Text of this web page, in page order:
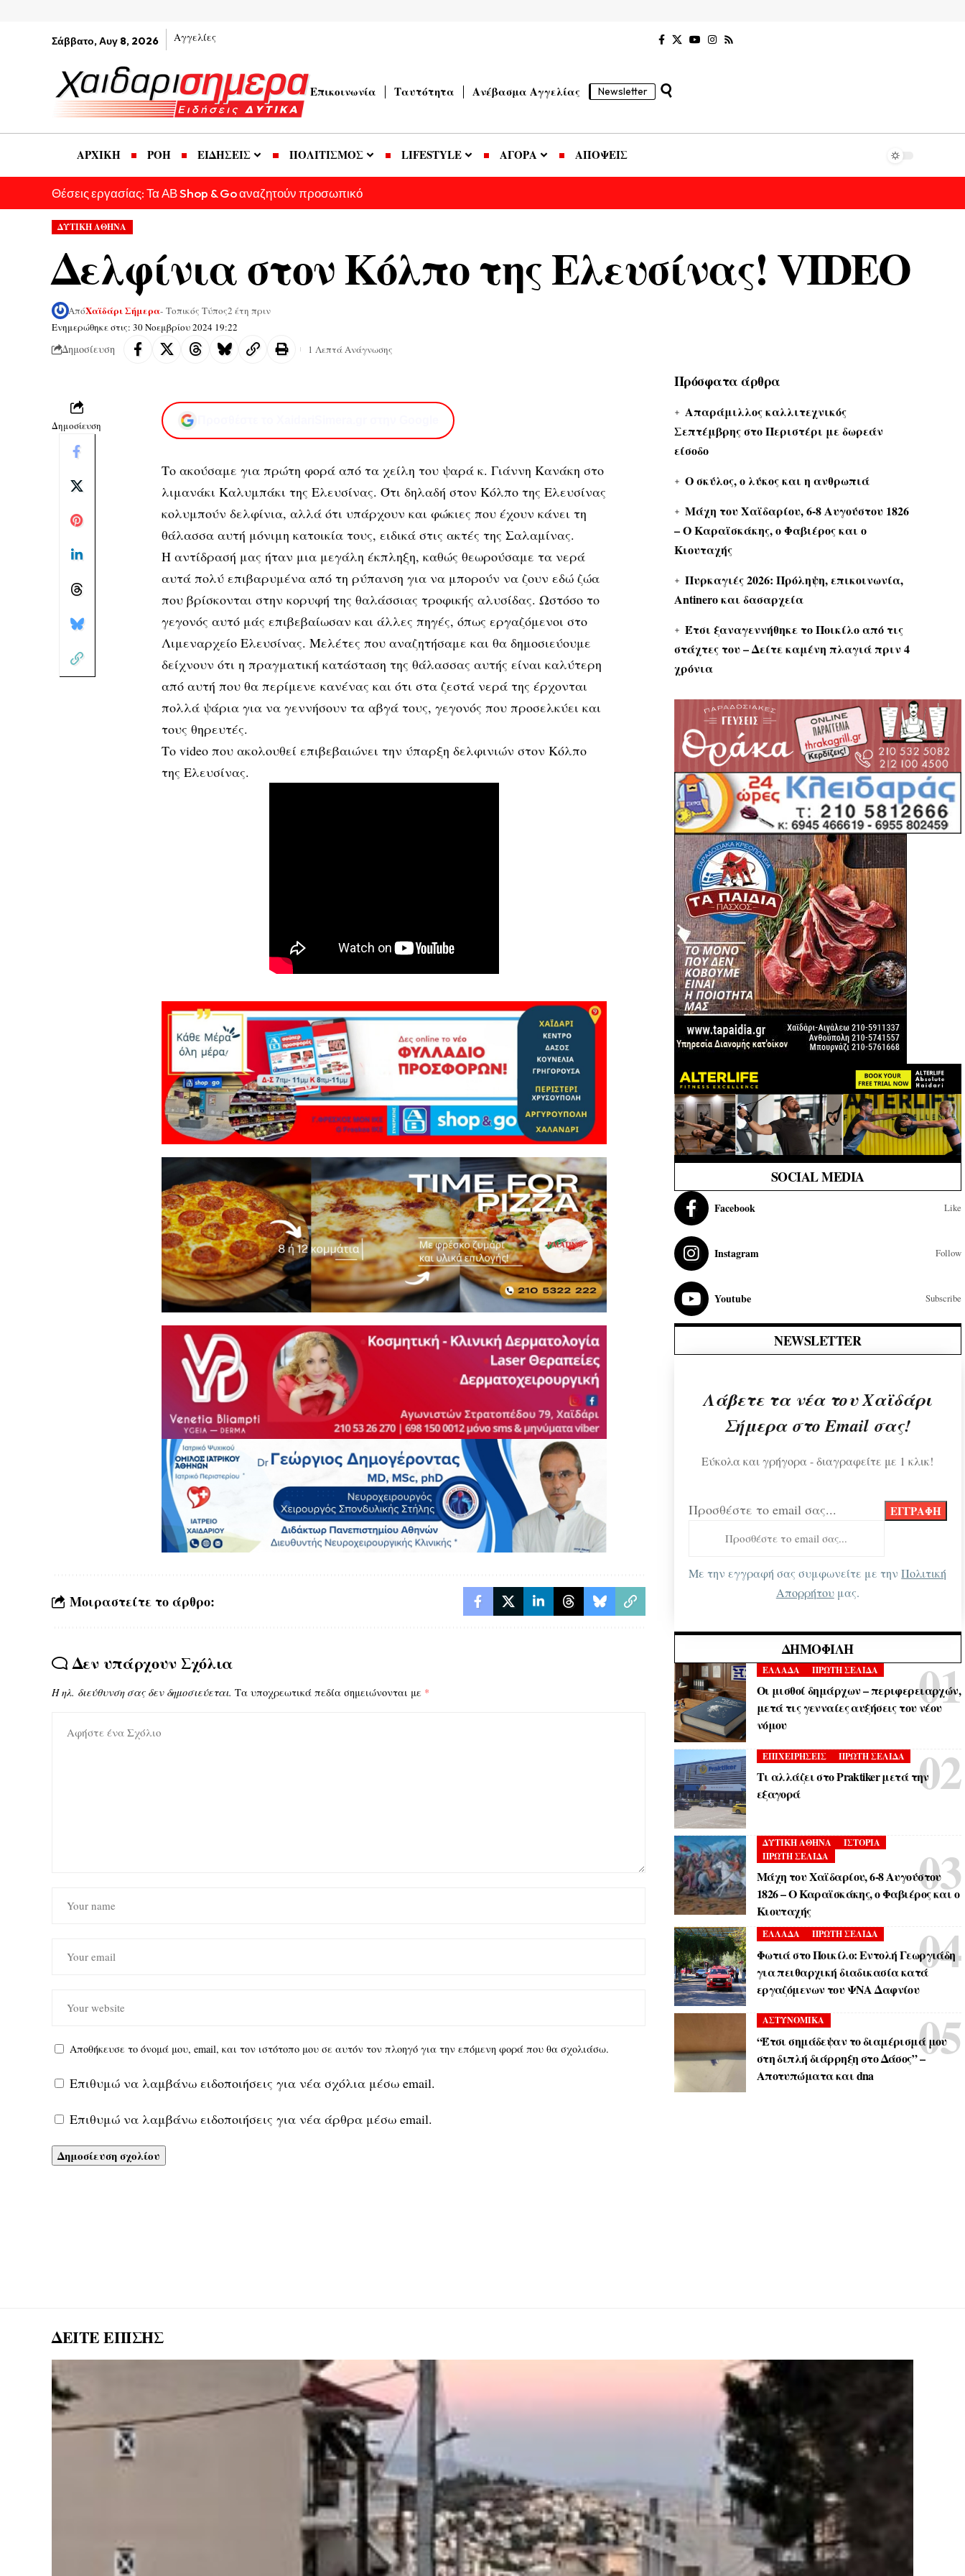
Σάββατο, Αυγ 8, 2026 Αγγελίες
Επικοινωνία Ταυτότητα Ανέβασμα Αγγελίας Newsletter
ΑΡΧΙΚΗ ΡΟΗ ΕΙΔΗΣΕΙΣ ΠΟΛΙΤΙΣΜΟΣ LIFESTYLE ΑΓΟΡΑ ΑΠΟΨΕΙΣ
Θέσεις εργασίας: Τα ΑΒ Shop & Go αναζητούν προσωπικό
ΔΥΤΙΚΗ ΑΘΗΝΑ
Δελφίνια στον Κόλπο της Ελευσίνας! VIDEO
Ενημερώθηκε στις: 30 Νοεμβρίου 2024 19:22
ΑπόΧαϊδάρι Σήμερα- Τοπικός Τύπος2 έτη πριν
Δημοσίευση 1 Λεπτά Ανάγνωσης
Δημοσίευση
Το ακούσαμε για πρώτη φορά από τα χείλη του ψαρά κ. Γιάννη Κανάκη στο
λιμανάκι Καλυμπάκι της Ελευσίνας. Ότι δηλαδή στον Κόλπο της Ελευσίνας
κολυμπούν δελφίνια, αλλά ότι υπάρχουν και φώκιες που έχουν κάνει τη
θάλασσα αυτή μόνιμη κατοικία τους, ειδικά στις ακτές της Σαλαμίνας.
Η αντίδρασή μας ήταν μια μεγάλη έκπληξη, καθώς θεωρούσαμε τα νερά
αυτά πολύ επιβαρυμένα από τη ρύπανση για να μπορούν να ζουν εδώ ζώα
που βρίσκονται στην κορυφή της θαλάσσιας τροφικής αλυσίδας. Ωστόσο το
γεγονός αυτό μάς επιβεβαίωσαν και άλλες πηγές, όπως εργαζόμενοι στο
Λιμεναρχείο Ελευσίνας. Μελέτες που αναζητήσαμε και θα δημοσιεύουμε
δείχνουν ότι η πραγματική κατάσταση της θάλασσας αυτής είναι καλύτερη
από αυτή που θα περίμενε κανένας και ότι στα ζεστά νερά της έρχονται
πολλά ψάρια για να γεννήσουν τα αβγά τους, γεγονός που προσελκύει και
τους θηρευτές.
Το video που ακολουθεί επιβεβαιώνει την ύπαρξη δελφινιών στον Κόλπο
της Ελευσίνας.
Μοιραστείτε το άρθρο:
Δεν υπάρχουν Σχόλια
Η ηλ. διεύθυνση σας δεν δημοσιεύεται. Τα υποχρεωτικά πεδία σημειώνονται με *
Αποθήκευσε το όνομά μου, email, και τον ιστότοπο μου σε αυτόν τον πλοηγό για την επόμενη φορά που θα σχολιάσω.
Επιθυμώ να λαμβάνω ειδοποιήσεις για νέα σχόλια μέσω email.
Επιθυμώ να λαμβάνω ειδοποιήσεις για νέα άρθρα μέσω email.
Πρόσφατα άρθρα
Απαράμιλλος καλλιτεχνικός
Σεπτέμβρης στο Περιστέρι με δωρεάν
είσοδο
Ο σκύλος, ο λύκος και η ανθρωπιά
Μάχη του Χαϊδαρίου, 6-8 Αυγούστου 1826
– Ο Καραϊσκάκης, ο Φαβιέρος και ο
Κιουταχής
Πυρκαγιές 2026: Πρόληψη, επικοινωνία,
Antinero και δασαρχεία
Έτσι ξαναγεννήθηκε το Ποικίλο από τις
στάχτες του – Δείτε καμένη πλαγιά πριν 4
χρόνια
SOCIAL MEDIA
Facebook Like
Instagram Follow
Youtube Subscribe
NEWSLETTER
Λάβετε τα νέα του Χαϊδάρι
Σήμερα στο Email σας!
Εύκολα και γρήγορα - διαγραφείτε με 1 κλικ!
Προσθέστε το email σας...
Με την εγγραφή σας συμφωνείτε με τηνΠολιτική
Απορρήτουμας.
ΔΗΜΟΦΙΛΉ
ΕΛΛΑΔΑ ΠΡΩΤΗ ΣΕΛΙΔΑ
Οι μισθοί δημάρχων – περιφερειαρχών,
μετά τις γενναίες αυξήσεις του νέου
νόμου
ΕΠΙΧΕΙΡΗΣΕΙΣ ΠΡΩΤΗ ΣΕΛΙΔΑ
Τι αλλάζει στο Praktiker μετά την
εξαγορά
ΔΥΤΙΚΗ ΑΘΗΝΑ
ΙΣΤΟΡΙΑ
ΠΡΩΤΗ ΣΕΛΙΔΑ
Μάχη του Χαϊδαρίου, 6-8 Αυγούστου
1826 – Ο Καραϊσκάκης, ο Φαβιέρος και ο
Κιουταχής
ΕΛΛΑΔΑ ΠΡΩΤΗ ΣΕΛΙΔΑ
Φωτιά στο Ποικίλο: Εντολή Γεωργιάδη
για πειθαρχική διαδικασία κατά
εργαζόμενων του ΨΝΑ Δαφνίου
ΑΣΤΥΝΟΜΙΚΑ
“Έτσι σημάδεψαν το διαμέρισμά μου
στη διπλή διάρρηξη στο Δάσος” –
Αποτυπώματα και dna
ΔΕΙΤΕ ΕΠΙΣΗΣ